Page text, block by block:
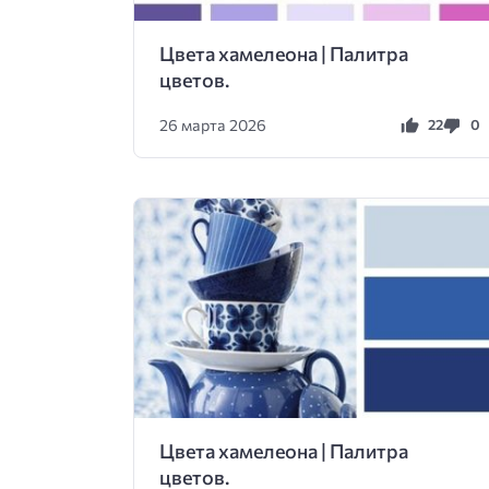
Цвета хамелеона | Палитра
цветов.
26 марта 2026 22 0
Цвета хамелеона | Палитра
цветов.